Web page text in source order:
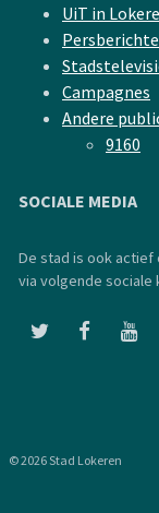
UiT in
Campagnes
Andere
9160
SOCIALE MEDIA
De stad is ook actief
via volgende sociale
© 2026 Stad Lokeren